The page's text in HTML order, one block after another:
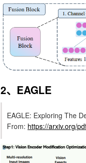
2、EAGLE
EAGLE: Exploring The
From: https://arxiv.org/